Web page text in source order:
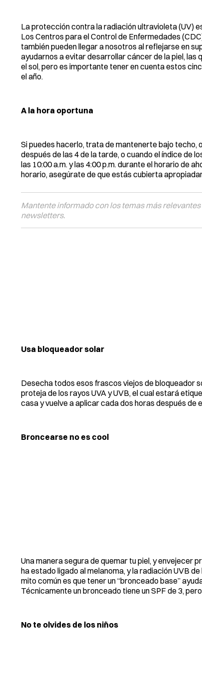
La protección contra la radiación ultravioleta (UV)
Los Centros para el Control de Enfermedades
también pueden llegar a nosotros al reflejarse en
ayudarnos a evitar desarrollar cáncer de la piel,
el sol, pero es importante tener en cuenta estos
el año.
A la hora oportuna
Si puedes hacerlo, trata de mantenerte bajo techo,
después de las 4 de la tarde, o cuando el índice de
las 10:00 a.m. y las 4:00 p.m. durante el horario de
horario, asegúrate de que estás cubierta
Mantente informado con los temas más
newsletters.
Usa bloqueador solar
Desecha todos esos frascos viejos de bloqueador
proteja de los rayos UVA y UVB, el cual estará
casa y vuelve a aplicar cada dos horas después de
Broncearse no es cool
Una manera segura de quemar tu piel, y envejecer
ha estado ligado al melanoma, y la radiación UVB
mito común es que tener un “bronceado base”
Técnicamente un bronceado tiene un SPF de 3,
No te olvides de los niños